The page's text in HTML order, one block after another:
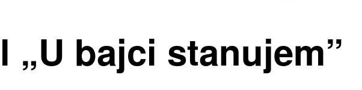
„U bajci stanujem”